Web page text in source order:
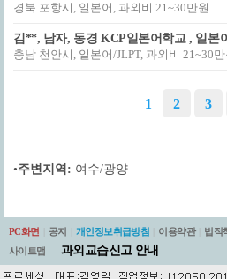
경북 포항시, 일본어, 과외비 21~30만원
김**, 남자, 동경 KCP일본어학교 , 일본
충남 천안시, 일본어/JLPT, 과외비 21~30만
1 2 3
•주변지역: 여수/광양
PC화면 공지 개인정보취급방침 이용약관 법적
사이트맵
과외교습신고 안내